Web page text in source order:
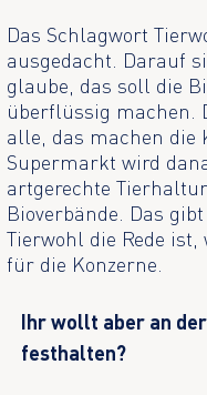
Das Schlagwort
ausgedacht. Darauf
glaube, das soll die
überflüssig machen.
alle, das machen die
Supermarkt wird
artgerechte
Bioverbände. Das
Tierwohl die Rede
für die Konzerne.
Ihr wollt aber an
festhalten?